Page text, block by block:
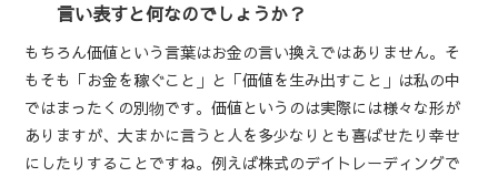
言い表すと何なのでしょうか？
もちろん価値という言葉はお金の言い換えではありません。そ
もそも「お金を稼ぐこと」と「価値を生み出すこと」は私の中
ではまったくの別物です。価値というのは実際には様々な形が
ありますが、大まかに言うと人を多少なりとも喜ばせたり幸せ
にしたりすることですね。例えば株式のデイトレーディングで